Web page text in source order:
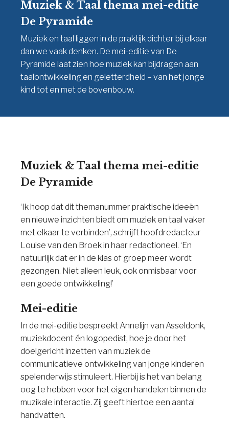
Muziek & Taal thema mei-editie
De Pyramide
Muziek en taal liggen in de praktijk dichter bij elkaar
dan we vaak denken. De mei-editie van De
Pyramide laat zien hoe muziek kan bijdragen aan
taalontwikkeling en geletterdheid – van het jonge
kind tot en met de bovenbouw.
Muziek & Taal thema mei-editie
De Pyramide
‘Ik hoop dat dit themanummer praktische ideeën
en nieuwe inzichten biedt om muziek en taal vaker
met elkaar te verbinden’, schrijft hoofdredacteur
Louise van den Broek in haar redactioneel. ‘En
natuurlijk dat er in de klas of groep meer wordt
gezongen. Niet alleen leuk, ook onmisbaar voor
een goede ontwikkeling!’
Mei-editie
In de mei-editie bespreekt Annelijn van Asseldonk,
muziekdocent én logopedist, hoe je door het
doelgericht inzetten van muziek de
communicatieve ontwikkeling van jonge kinderen
spelenderwijs stimuleert. Hierbij is het van belang
oog te hebben voor het eigen handelen binnen de
muzikale interactie. Zij geeft hiertoe een aantal
handvatten.